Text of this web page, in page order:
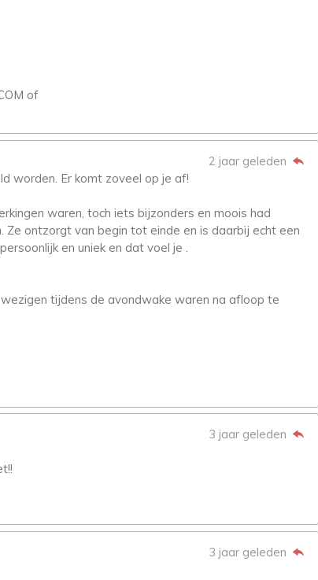
of
2 jaar geleden
worden. Er komt zoveel op je af!
waren, toch iets bijzonders en moois had
ontzorgt van begin tot einde en is daarbij echt een
en uniek en dat voel je .
tijdens de avondwake waren na afloop te
3 jaar geleden
3 jaar geleden